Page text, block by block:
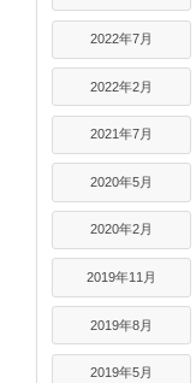
2022年7月
2022年2月
2021年7月
2020年5月
2020年2月
2019年11月
2019年8月
2019年5月